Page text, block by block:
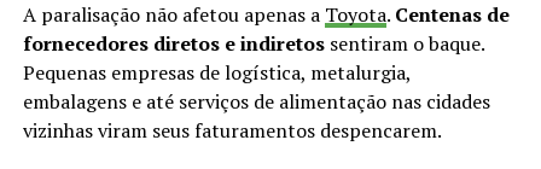
A paralisação não afetou apenas a Toyota. Centenas de
fornecedores diretos e indiretossentiram o baque.
Pequenas empresas de logística, metalurgia,
embalagens e até serviços de alimentação nas cidades
vizinhas viram seus faturamentos despencarem.